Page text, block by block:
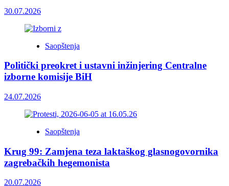
30.07.2026
Saopštenja
Politički preokret i ustavni inžinjering Centralne
izborne komisije BiH
24.07.2026
Saopštenja
Krug 99: Zamjena teza laktaškog glasnogovornika
zagrebačkih hegemonista
20.07.2026